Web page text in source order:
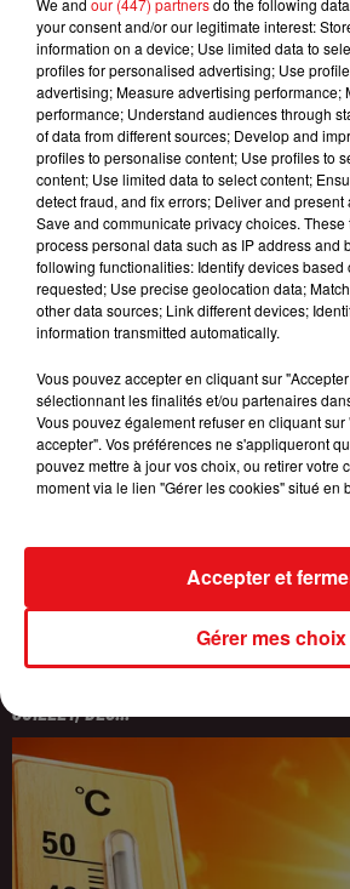
Fin : 14 août 2026
ÉCOUTEZ CERISE FM ET GAGNEZ VOTRE
ROOM ENTRE...
JUILLET, DES...
your consent and/or our legitimate interest:
information on a device; Use limited data to
profiles for personalised advertising; Use
advertising; Measure advertising performance;
performance; Understand audiences through
of data from different sources; Develop and
profiles to personalise content; Use profiles to
content; Use limited data to select content;
detect fraud, and fix errors; Deliver and
Save and communicate privacy choices.
process personal data such as IP address and
following functionalities: Identify devices
requested; Use precise geolocation data;
other data sources; Link different devices;
information transmitted automatically.
Vous pouvez accepter en cliquant sur
sélectionnant les finalités et/ou partenaires
Vous pouvez également refuser en cliquant
accepter". Vos préférences ne s'appliqueront
pouvez mettre à jour vos choix, ou retirer votre
moment via le lien "Gérer les cookies" situé en
Gérer mes choix
Accepter et